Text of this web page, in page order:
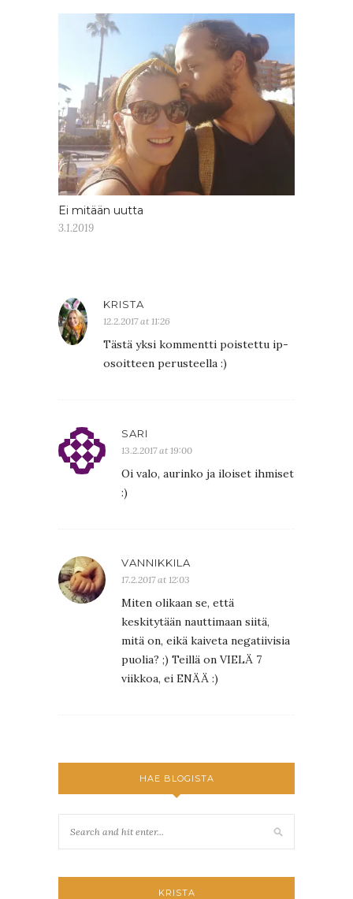
Ei mitään uutta
3.1.2019
KRISTA
12.2.2017 at 11:26
Tästä yksi kommentti poistettu ip-
osoitteen perusteella :)
SARI
13.2.2017 at 19:00
Oi valo, aurinko ja iloiset ihmiset
:)
VANNIKKILA
17.2.2017 at 12:03
Miten olikaan se, että
keskitytään nauttimaan siitä,
mitä on, eikä kaiveta negatiivisia
puolia? ;) Teillä on VIELÄ 7
viikkoa, ei ENÄÄ :)
HAE BLOGISTA
KRISTA